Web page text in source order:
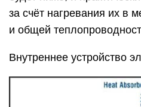
за счёт нагревания их в
и общей
Внутреннее устройство